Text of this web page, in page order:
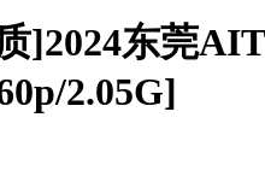
]2024东莞
2.05G]